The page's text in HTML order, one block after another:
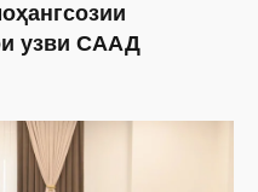
узви СААД